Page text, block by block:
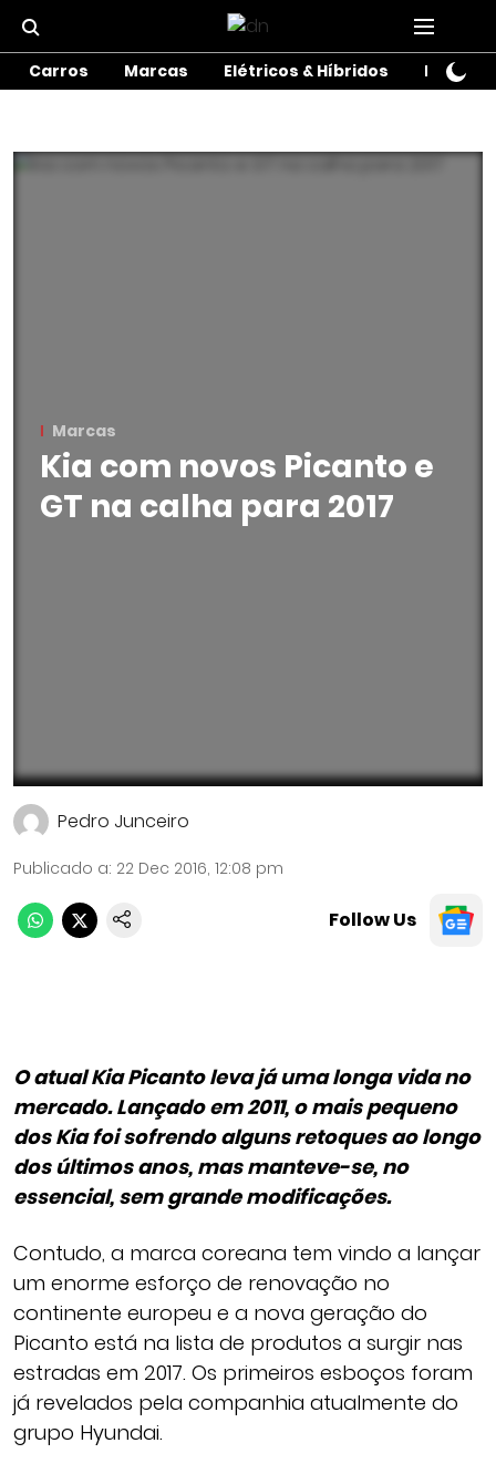
Carros Marcas Elétricos & Híbridos Motos
Marcas
Kia com novos Picanto e
GT na calha para 2017
Pedro Junceiro
Publicado a: 22 Dec 2016, 12:08 pm
Follow Us
O atual Kia Picanto leva já uma longa vida no
mercado. Lançado em 2011, o mais pequeno
dos Kia foi sofrendo alguns retoques ao longo
dos últimos anos, mas manteve-se, no
essencial, sem grande modificações.
Contudo, a marca coreana tem vindo a lançar
um enorme esforço de renovação no
continente europeu e a nova geração do
Picanto está na lista de produtos a surgir nas
estradas em 2017. Os primeiros esboços foram
já revelados pela companhia atualmente do
grupo Hyundai.